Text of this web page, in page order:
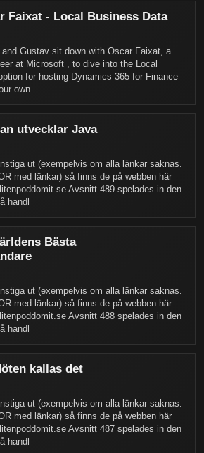
Faixat - Local Business Data
and Gustav sit down with Oscar Faixat, a
at Microsoft , to dive into the Local
for hosting Dynamics 365 for Finance
own
utvecklar Java
ut (exempelvis om alla länkar saknas.
med länkar) så finns de på webben här
Avsnitt 489 spelades in den
handl
Bästa
ut (exempelvis om alla länkar saknas.
med länkar) så finns de på webben här
Avsnitt 488 spelades in den
handl
kallas det
ut (exempelvis om alla länkar saknas.
med länkar) så finns de på webben här
Avsnitt 487 spelades in den
handl